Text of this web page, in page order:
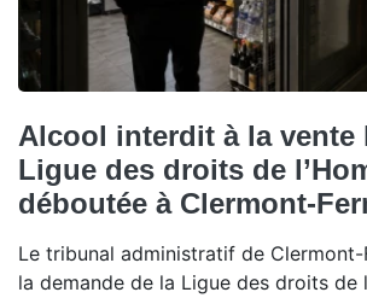
Alcool interdit à la vente
Ligue des droits de
déboutée à Clermont-
Le tribunal administratif de Clermont-
la demande de la Ligue des droits de